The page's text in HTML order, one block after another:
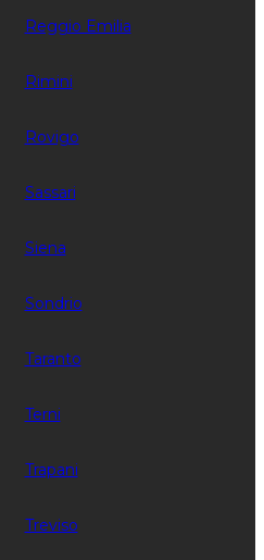
Reggio Emilia
Rimini
Rovigo
Sassari
Siena
Sondrio
Taranto
Terni
Trapani
Treviso